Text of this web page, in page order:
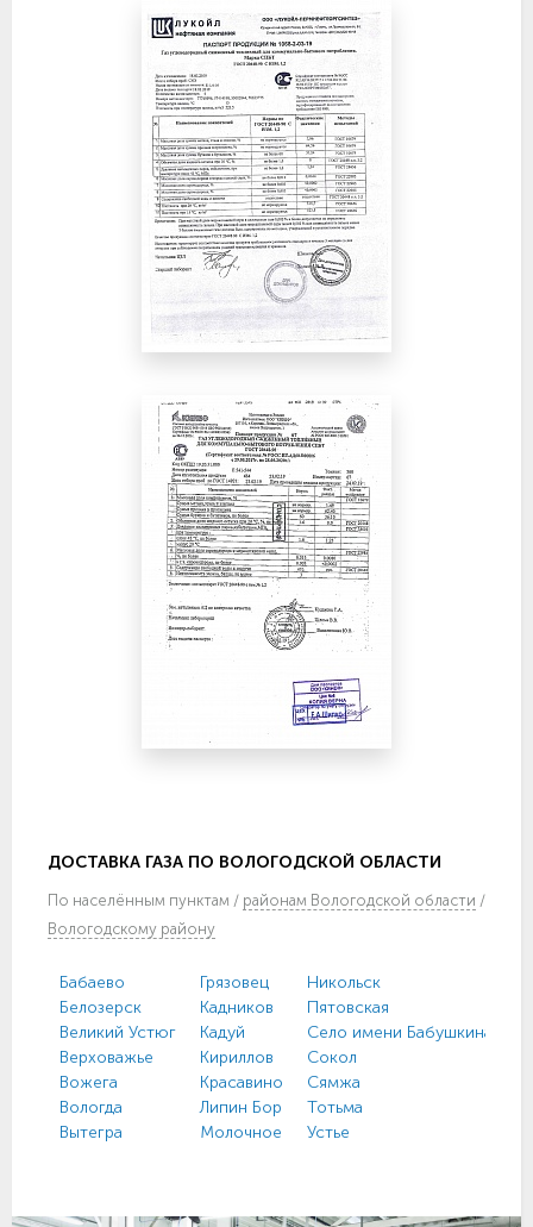
ДОСТАВКА ГАЗА ПО ВОЛОГОДСКОЙ ОБЛАСТИ
По населённым пунктам / районам Вологодской области /
Вологодскому району
Бабаево
Белозерск
Великий Устюг
Верховажье
Вожега
Вологда
Вытегра
Грязовец
Кадников
Кадуй
Кириллов
Красавино
Липин Бор
Молочное
Никольск
Пятовская
Село имени Бабушкина
Сокол
Сямжа
Тотьма
Устье